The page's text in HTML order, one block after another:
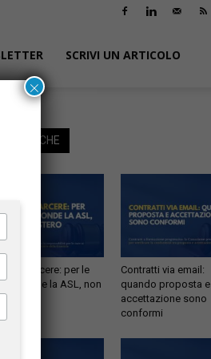
SCRIVI UN ARTICOLO
ANCHE
in carcere: per le
risponde la ASL, non
Contratti via email:
quando proposta e
accettazione sono
conformi
×